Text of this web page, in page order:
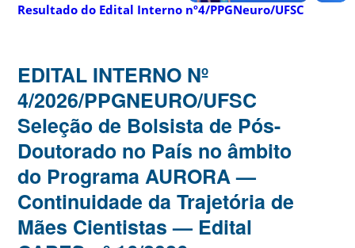
Resultado do Edital Interno nº4/PPGNeuro/UFSC
EDITAL INTERNO Nº
4/2026/PPGNEURO/UFSC
Seleção de Bolsista de Pós-
Doutorado no País no âmbito
do Programa AURORA —
Continuidade da Trajetória de
Mães Cientistas — Edital